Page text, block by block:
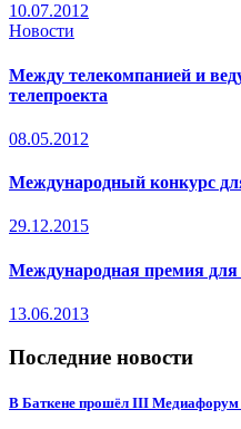
10.07.2012
Новости
Между телекомпанией и
телепроекта
08.05.2012
Международный конкурс
29.12.2015
Международная премия
13.06.2013
Последние новости
В Баткене прошёл III Медиафорум